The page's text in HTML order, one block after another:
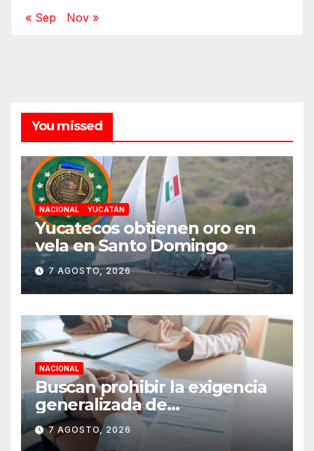
« Sep Nov »
You missed
NACIONAL YUCATÁN
Yucatecos obtienen oro en
vela en Santo Domingo
7 AGOSTO, 2026
NACIONAL
Buscan prohibir la exigencia
generalizada de
antecedentes penales para
obtener empleo en México
7 AGOSTO, 2026